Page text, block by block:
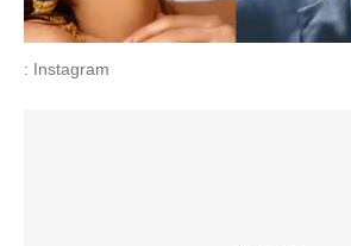
: Instagram